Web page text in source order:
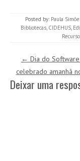
Posted by: Paula
Bibliotecas CIDEHUS
Post navigation
← Dia do
celebrado amanhã
Deixar uma